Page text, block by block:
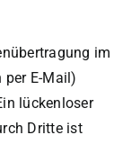
im
per E-Mail)
lückenloser
Dritte ist